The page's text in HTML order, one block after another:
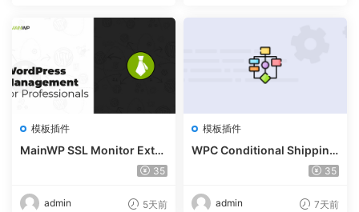
模板插件
MainWP SSL Monitor Exte
35
admin 5天前
模板插件
WPC Conditional Shipping
& Payments (Premium) v1.
35
admin 7天前